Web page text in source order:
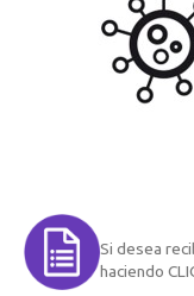
Si desea
haciendo